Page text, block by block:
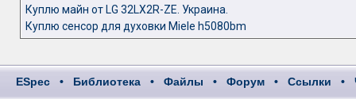
Куплю майн от LG 32LX2R-ZE. Украина.
Куплю сенсор для духовки Miele h5080bm
ESpec • Библиотека • Файлы • Форум • Ссылки •